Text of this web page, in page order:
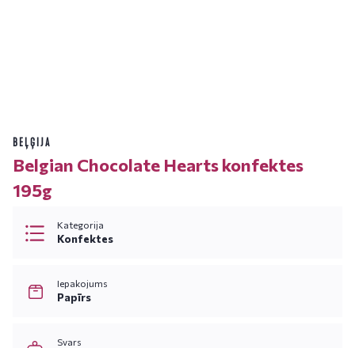
BEĻĢIJA
Belgian Chocolate Hearts konfektes
195g
Kategorija
Konfektes
Iepakojums
Papīrs
Svars